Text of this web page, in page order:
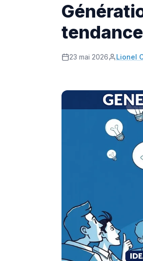
23 mai 2026 Lionel